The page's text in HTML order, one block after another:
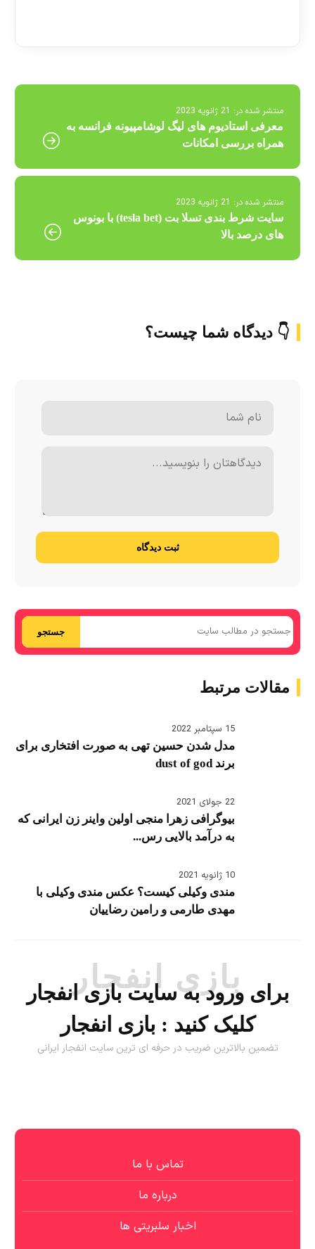
منتشر شده در: 21 ژانویه 2023
معرفی استادیوم های لیگ لوشامپیونه فرانسه به
همراه بررسی امکانات
منتشر شده در: 21 ژانویه 2023
سایت شرط بندی تسلا بت (tesla bet) با بونوس
های درصد بالا
👇 دیدگاه شما چیست؟
ثبت دیدگاه
جستجو
مقالات مرتبط
15 سپتامبر 2022
مدل شدن حسین تهی به صورت افتخاری برای
برند dust of god
22 جولای 2021
بیوگرافی زهرا منجی اولین واینر زن ایرانی که
به درآمد بالایی رس...
10 ژانویه 2021
مندی وکیلی کیست؟ عکس مندی وکیلی با
مهدی طارمی و رامین رضاییان
بازی انفجار
برای ورود به سایت بازی انفجار
کلیک کنید : بازی انفجار
تضمین بالاترین ضریب در حرفه ای ترین سایت انفجار ایرانی
تماس با ما
درباره ما
اخبار سلبریتی ها